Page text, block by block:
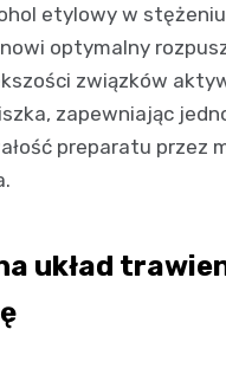
etylowy w
optymalny
związków
zapewniając
preparatu przez
układ